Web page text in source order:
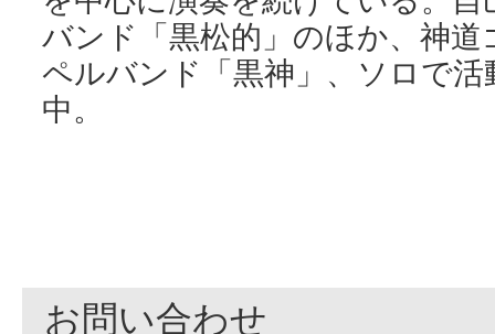
バンド「黒松的」のほか、神道
ペルバンド「黒神」、ソロで活
中。
お問い合わせ